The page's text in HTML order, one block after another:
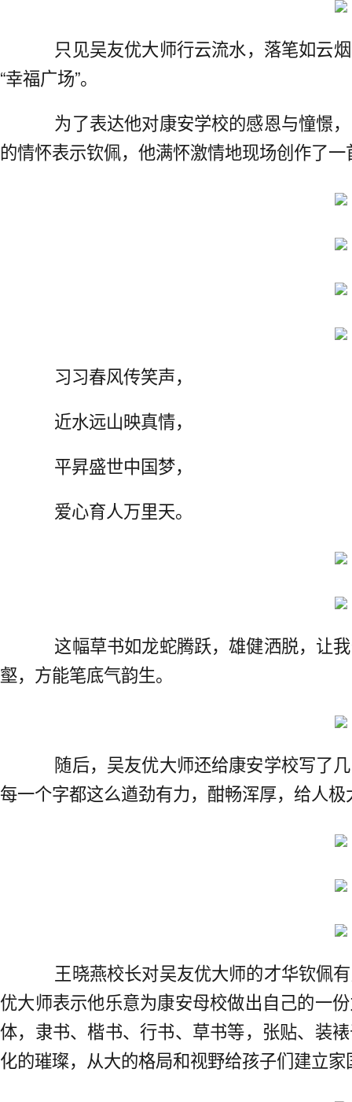
只见吴友优大师行云流水，落笔如云
“幸福广场”。
为了表达他对康安学校的感恩与憧憬
的情怀表示钦佩，他满怀激情地现场创作了
习习春风传笑声，
近水远山映真情，
平昇盛世中国梦，
爱心育人万里天。
这幅草书如龙蛇腾跃，雄健洒脱，让
壑，方能笔底气韵生。
随后，吴友优大师还给康安学校写了
每一个字都这么遒劲有力，酣畅浑厚，给人
王晓燕校长对吴友优大师的才华钦佩
优大师表示他乐意为康安母校做出自己的一
体，隶书、楷书、行书、草书等，张贴、装
化的璀璨，从大的格局和视野给孩子们建立家